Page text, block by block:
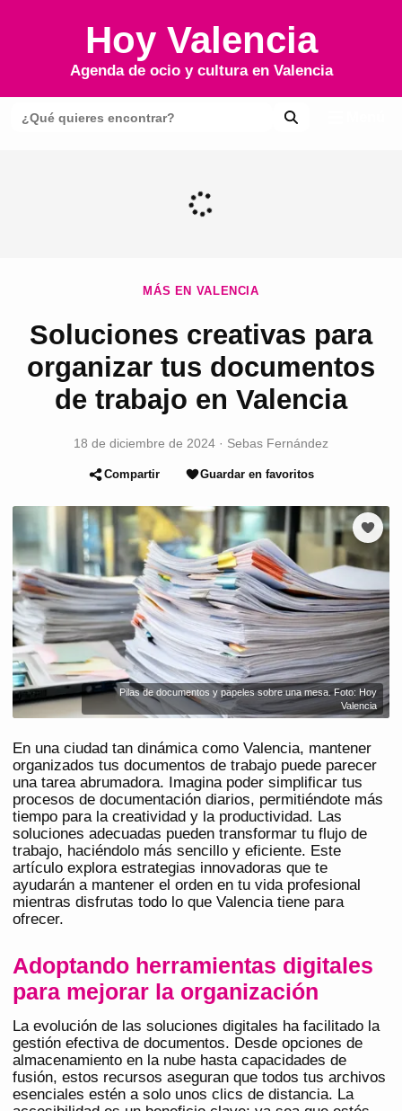
Hoy Valencia
Agenda de ocio y cultura en Valencia
MÁS EN VALENCIA
Soluciones creativas para
organizar tus documentos
de trabajo en Valencia
18 de diciembre de 2024 · Sebas Fernández
Compartir Guardar en favoritos
Pilas de documentos y papeles sobre una mesa. Foto: Hoy
Valencia
En una ciudad tan dinámica como Valencia, mantener
organizados tus documentos de trabajo puede parecer
una tarea abrumadora. Imagina poder simplificar tus
procesos de documentación diarios, permitiéndote más
tiempo para la creatividad y la productividad. Las
soluciones adecuadas pueden transformar tu flujo de
trabajo, haciéndolo más sencillo y eficiente. Este
artículo explora estrategias innovadoras que te
ayudarán a mantener el orden en tu vida profesional
mientras disfrutas todo lo que Valencia tiene para
ofrecer.
Adoptando herramientas digitales
para mejorar la organización
La evolución de las soluciones digitales ha facilitado la
gestión efectiva de documentos. Desde opciones de
almacenamiento en la nube hasta capacidades de
fusión, estos recursos aseguran que todos tus archivos
esenciales estén a solo unos clics de distancia. La